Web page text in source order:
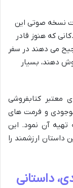
نسخه صوتی این
که هنوز قادر
می دهند در سفر
دهند، بسیار
کتابفروشی
موجودی و فرمت های
آن نمود. این
داستان ارزشمند را
داستانی